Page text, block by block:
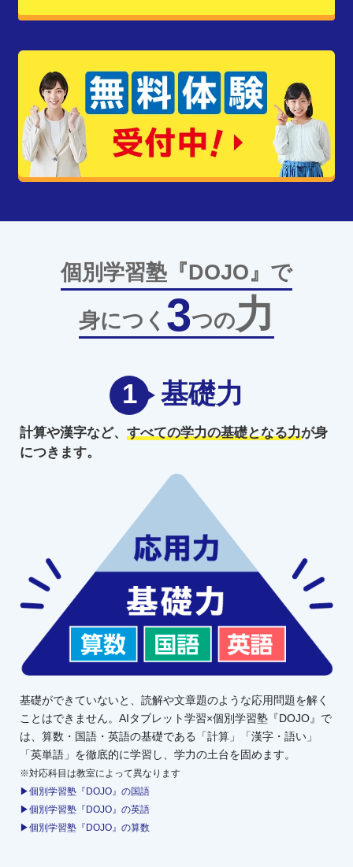
個別学習塾『DOJO』で
身につく 3つの力
1 基礎力
計算や漢字など、 すべての学力の基礎となる力が身
につきます。
基礎ができていないと、読解や文章題のような応用問題を解く
ことはできません。AIタブレット学習×個別学習塾『DOJO』で
は、算数・国語・英語の基礎である「計算」「漢字・語い」
「英単語」を徹底的に学習し、学力の土台を固めます。
※対応科目は教室によって異なります
▶個別学習塾『DOJO』の国語
▶個別学習塾『DOJO』の英語
▶個別学習塾『DOJO』の算数